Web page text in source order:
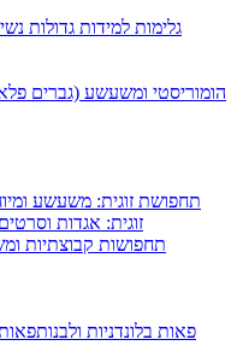
גלימות למידות גדולות
הומוריסטי ומשעשע (גברים
תחפושת זוגית: משעשע
זוגית: אגדות וסרטים
תחפושות קבוצתיות
פאות בלונדניות ולבנות